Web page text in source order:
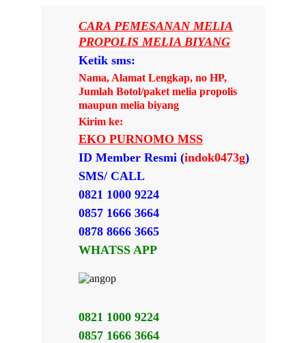
CARA PEMESANAN MELIA
PROPOLIS MELIA BIYANG
Ketik sms:
Nama, Alamat Lengkap, no HP,
Jumlah Botol/paket melia propolis
maupun melia biyang
Kirim ke:
EKO PURNOMO MSS
ID Member Resmi (indok0473g)
SMS/ CALL
0821 1000 9224
0857 1666 3664
0878 8666 3665
WHATSS APP
0821 1000 9224
0857 1666 3664